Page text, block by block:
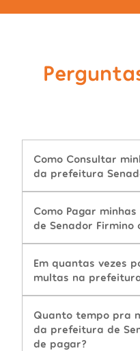
Como Consultar
da prefeitura
Como Pagar
de Senador Firmino
Em quantas vezes
multas na
Quanto tempo pra
da prefeitura de
de pagar?